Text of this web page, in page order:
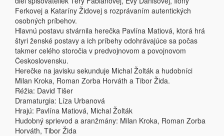
Ferkovej a Kataríny Židovej s rozprávaním autentických
osobných príbehov.
Hlavnú postavu stvárnila herečka Pavlína Matiová, ktorá hrá
štyri ženské postavy a ich príbehy odohrávajúce sa počas
takmer celého storočia v predvojnovom a povojnovom
Československu.
Herečke na javisku sekunduje Michal Žolták a hudobníci
Milan Kroka, Roman Zorba Horváth a Tibor Žida.
Réžia: David Tišer
Dramaturgia: Líza Urbanová
Hrajú: Pavlína Matiová, Michal Žolták
Hudobný sprievod a aranžmány: Milan Kroka, Roman Zorba
Horváth, Tibor Žida